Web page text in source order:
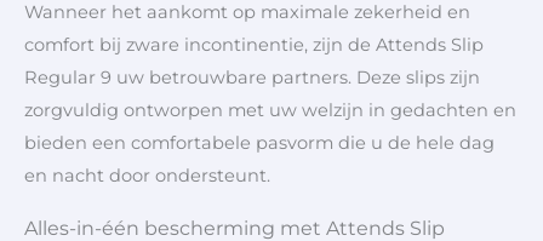
Wanneer het aankomt op maximale zekerheid en
comfort bij zware incontinentie, zijn de Attends Slip
Regular 9 uw betrouwbare partners. Deze slips zijn
zorgvuldig ontworpen met uw welzijn in gedachten en
bieden een comfortabele pasvorm die u de hele dag
en nacht door ondersteunt.
Alles-in-één bescherming met Attends Slip